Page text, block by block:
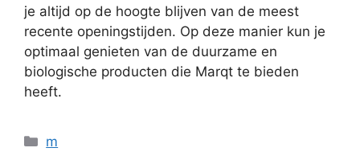
je altijd op de hoogte blijven van de meest
recente openingstijden. Op deze manier kun je
optimaal genieten van de duurzame en
biologische producten die Marqt te bieden
heeft.
Categorieën
m